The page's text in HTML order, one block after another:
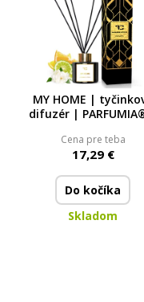
MY HOME |
difuzér |
Cena pre teba
17,29 €
Do kočíka
Skladom